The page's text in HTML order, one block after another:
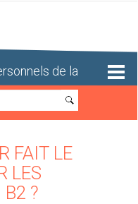
de la
Recherche
FAIT LE
LES
B2 ?